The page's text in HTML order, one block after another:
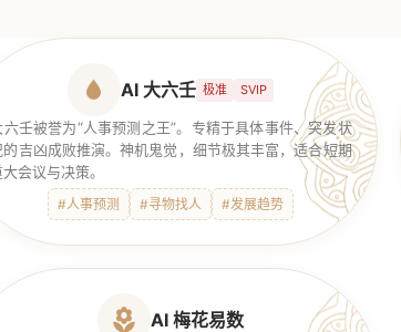
AI 大六壬 极准 SVIP
六壬被誉为“人事预测之王”。专精于具体事件、突发状
的吉凶成败推演。神机鬼觉，细节极其丰富，适合短期
会议与决策。
#人事预测 #寻物找人 #发展趋势
AI 梅花易数